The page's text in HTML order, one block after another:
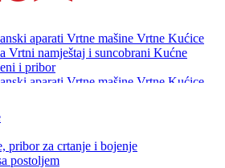
aparati Vrtne mašine Vrtne Kućice
Vrtni namještaj i suncobrani Kućne
i pribor
aparati Vrtne mašine Vrtne Kućice
i pribor
pribor za crtanje i bojenje
postoljem